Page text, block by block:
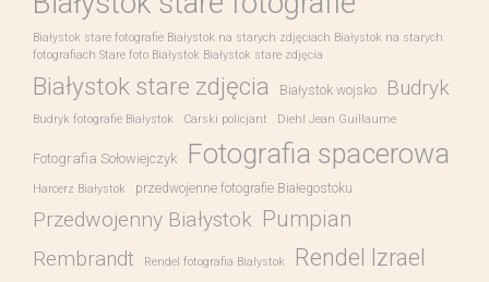
Białystok stare fotografie Białystok na starych zdjęciach Białystok na starych
fotografiach Stare foto Białystok Białystok stare zdjęcia
Białystok stare zdjęcia Białystok wojsko Budryk
Budryk fotografie Białystok Carski policjant Diehl Jean Guillaume
Fotografia Sołowiejczyk Fotografia spacerowa
Harcerz Białystok przedwojenne fotografie Białegostoku
Przedwojenny Białystok Pumpian
Rembrandt Rendel fotografia Bialystok Rendel Izrael